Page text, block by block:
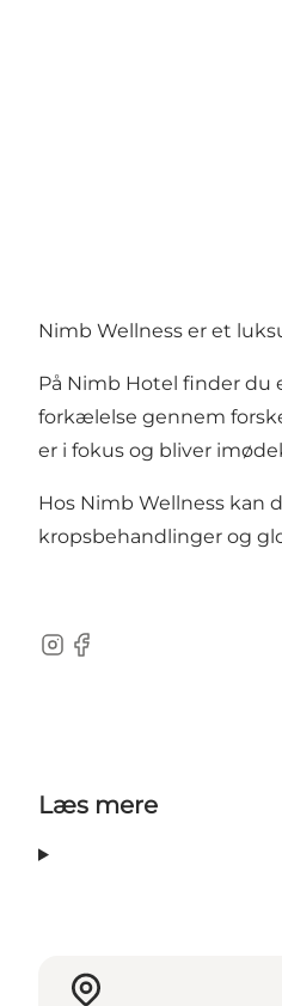
Nimb Wellness er et
På Nimb Hotel finder du
forkælelse gennem
er i fokus og bliver
Hos Nimb Wellness kan
kropsbehandlinger og
Instagram
Facebook
Læs mere